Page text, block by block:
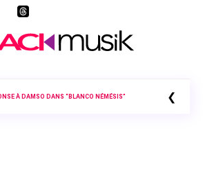
À DAMSO DANS “BLANCO NÉMÉSIS” ❮